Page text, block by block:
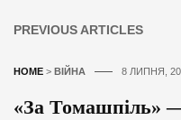
PREVIOUS ARTICLES
HOME > ВІЙНА 8 ЛИПНЯ,
«За Томашпіль»